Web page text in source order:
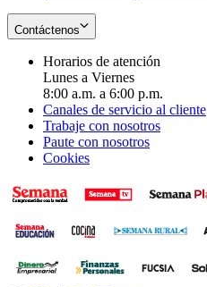
Contáctenos
Horarios de atención
Lunes a Viernes
8:00 a.m. a 6:00 p.m.
Canales de servicio al cliente
Trabaje con nosotros
Paute con nosotros
Cookies